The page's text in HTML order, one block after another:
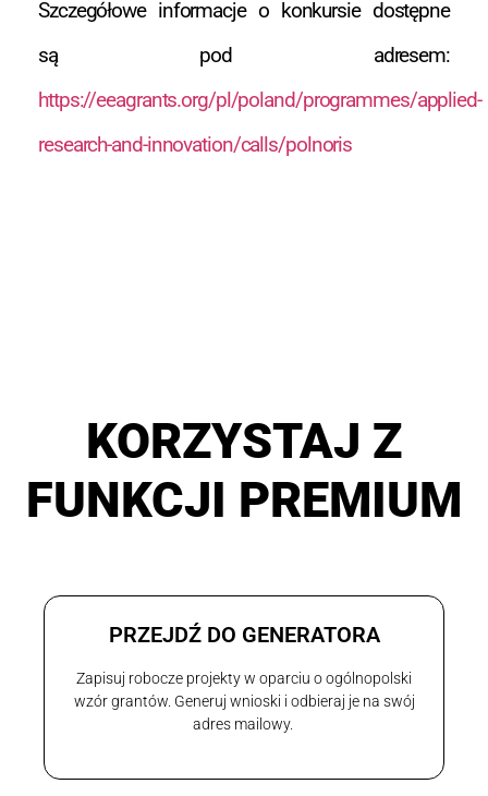
Szczegółowe informacje o konkursie dostępne
są pod adresem:
https://eeagrants.org/pl/poland/programmes/applied-
research-and-innovation/calls/polnoris
KORZYSTAJ Z
FUNKCJI PREMIUM
PRZEJDŹ DO GENERATORA
Zapisuj robocze projekty w oparciu o ogólnopolski
wzór grantów. Generuj wnioski i odbieraj je na swój
adres mailowy.